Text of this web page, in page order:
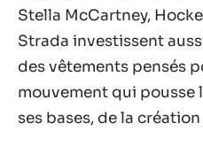
Stella McCartney,
Strada investissent
des vêtements pensés
mouvement qui pousse
ses bases, de la